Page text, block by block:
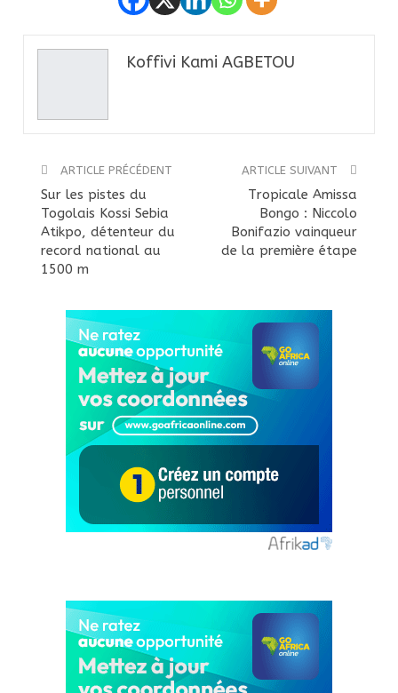
Koffivi Kami AGBETOU
ARTICLE PRÉCÉDENT
Sur les pistes du
Togolais Kossi Sebia
Atikpo, détenteur du
record national au
1500 m
ARTICLE SUIVANT
Tropicale Amissa
Bongo : Niccolo
Bonifazio vainqueur
de la première étape